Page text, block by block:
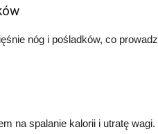
nóg i pośladków, co
na spalanie kalorii i utratę